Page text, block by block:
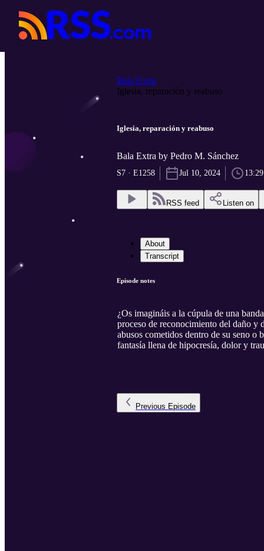
Bala Extra
Iglesia, reparación y reabuso
Iglesia, reparación y reabuso
Bala Extra by Pedro M. Sánchez
S7 · E1258 Jul 10, 2024 13:29
RSS feed Listen on
About
Transcript
Episode notes
¿Os imagináis a la cúpula de una
proceso de reconocimiento del daño y
abusos cometidos dentro de su seno
fantasía llena de hipocresía, dolor y
Previous Episode